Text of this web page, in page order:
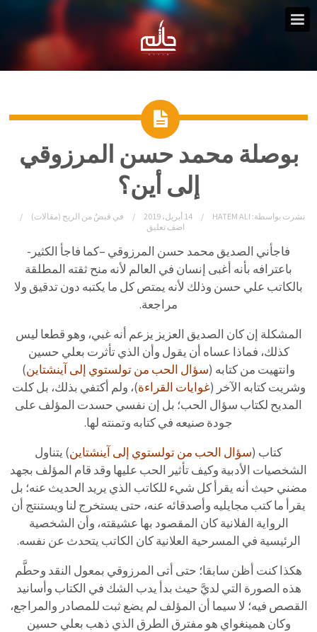
بوصلة محمد حسن المرزوقي
إلى أين؟
نشرت بواسطة: HATEM ALI 14 أبريل، 2019 في قبضٌ من الريح (مقالات)
اضف تعليق
فاجأني الصديق محمد حسن المرزوقي –كما فاجأ الكثير-
باعترافه بأنه أغبى إنسان في العالم لأنه منح ثقته المطلقة
بالكاتب علي حسن وذلك لأنه يمتص كل ما يكتبه دون تدقيق ولا
مراجعة.
المشكلة إن كان الصديق العزيز يزعم أنه غبي، وهو قطعا ليس
كذلك، فماذا عساه أن يقول وأن الذي تأثرت بعلي حسين
وانتهيت من كتابه (سؤال الحب من تولستوي إلى آينشتاين)
وشريت كتابه الآخر (غوايات القراءة)، ولم أكتفي بذلك، بل كلت
المديح لكتاب سؤال الحب؛ بل إن نفسي حسدت المؤلف على
جودة صنيعه في كتابه وتمنته لها.
كتاب (سؤال الحب من تولستوي إلى آينشتاين) يتناول
الشخصيات الأدبية وكيف تأثير الحب عليها وقد قام المؤلف بجهد
مضني حيث أنه يقرأ كل شيء للكاتب الذي يريد الحديث عنه؛ بل
يقرأ ما كتب مجايليه وأصدقائه عنه، حتى يستخرج لنا ويستنتج أن
الرواية الفلانية كان المقصود بها عشيقته، وأن الشخصية
الرئيسية في المسرحية العلانية كان الكاتب يتحدث عن نفسه.
هكذا كنت أظن سابقا؛ حتى أتى المرزوقي بمعول النقد وحطَّم
هذه الصورة التي لديَّ حيث بدأ يدب الشك في الكتاب وأسانيد
القصص فيه؛ لا سيما أن المؤلف لم يضع ثبت للمصادر والمراجع،
وكان همينغواي هو مفترق الطرق الذي ذهب بعلي حسين